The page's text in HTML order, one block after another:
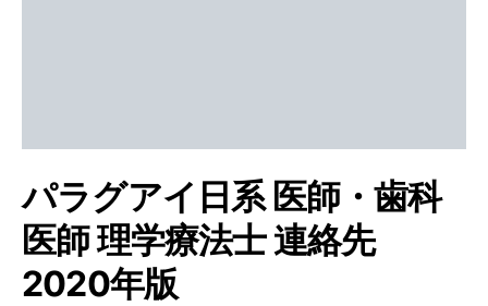
パラグアイ日系 医師・歯科
医師 理学療法士 連絡先
2020年版